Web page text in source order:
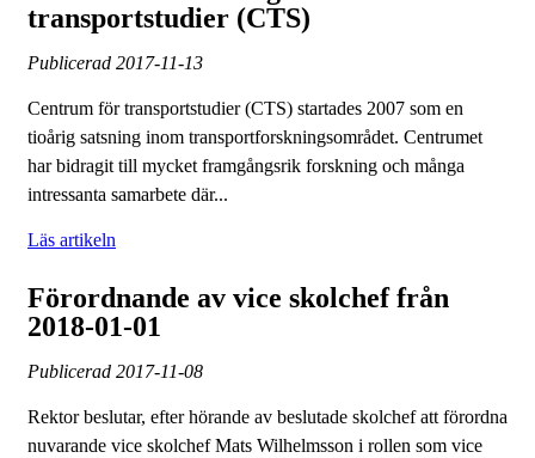
transportstudier (CTS)
Publicerad 2017-11-13
Centrum för transportstudier (CTS) startades 2007 som en
tioårig satsning inom transportforskningsområdet. Centrumet
har bidragit till mycket framgångsrik forskning och många
intressanta samarbete där...
Läs artikeln
Förordnande av vice skolchef från
2018-01-01
Publicerad 2017-11-08
Rektor beslutar, efter hörande av beslutade skolchef att förordna
nuvarande vice skolchef Mats Wilhelmsson i rollen som vice